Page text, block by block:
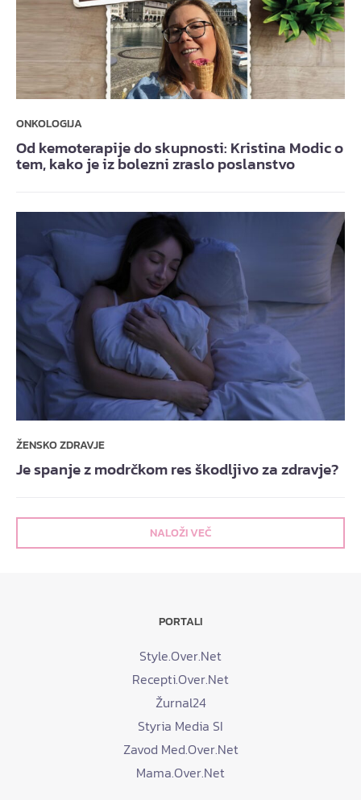
ONKOLOGIJA
Od kemoterapije do skupnosti: Kristina Modic o
tem, kako je iz bolezni zraslo poslanstvo
ŽENSKO ZDRAVJE
Je spanje z modrčkom res škodljivo za zdravje?
NALOŽI VEČ
PORTALI
Style.Over.Net
Recepti.Over.Net
Žurnal24
Styria Media SI
Zavod Med.Over.Net
Mama.Over.Net